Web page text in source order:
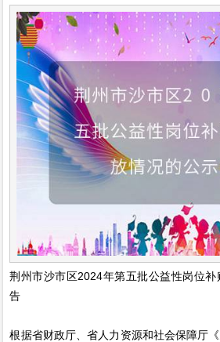
荆州市沙市区2024年第五批公益性岗位
告
根据省财政厅、省人力资源和社会保障厅